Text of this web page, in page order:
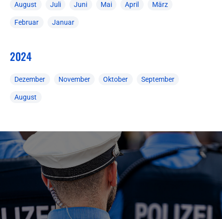
August Juli Juni Mai April März
Februar Januar
2024
Dezember November Oktober September
August